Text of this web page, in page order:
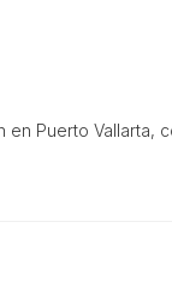
en Puerto Vallarta,